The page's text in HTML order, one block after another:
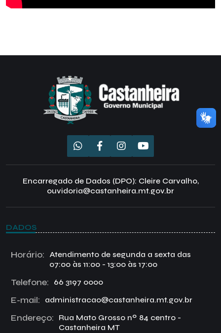
Encarregado de Dados (DPO): Cleire Carvalho,
ouvidoria@castanheira.mt.gov.br
DADOS
Horário:
Atendimento de segunda a sexta das
07:00 às 11:00 - 13:00 às 17:00
Telefone: 66 3197 0000
E-mail: administracao@castanheira.mt.gov.br
Endereço:
Rua Mato Grosso nº 84 centro -
Castanheira MT